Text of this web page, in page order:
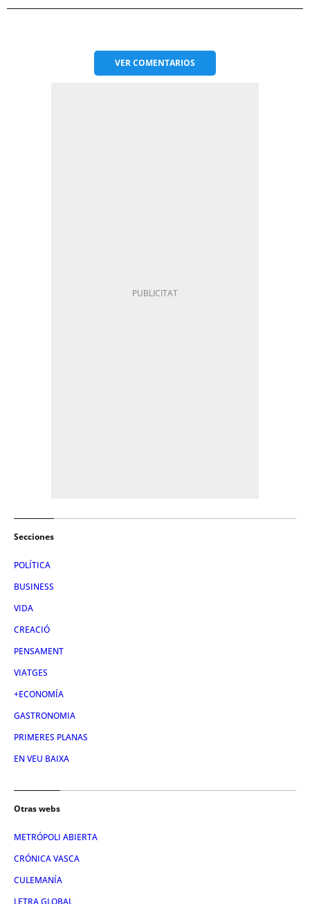
VERCOMENTARIOS
Secciones
POLÍTICA
BUSINESS
VIDA
CREACIÓ
PENSAMENT
VIATGES
+ECONOMÍA
GASTRONOMIA
PRIMERES PLANAS
EN VEU BAIXA
Otras webs
METRÓPOLI ABIERTA
CRÓNICA VASCA
CULEMANÍA
LETRA GLOBAL